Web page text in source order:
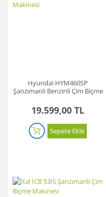
Hyundai HYM460SP
Şanzımanlı Benzinli Çim Biçme
19.599,00 TL
Sepete Ekle